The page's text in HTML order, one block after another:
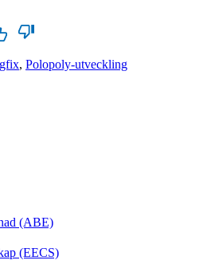
Polopoly-utveckling
(ABE)
(EECS)